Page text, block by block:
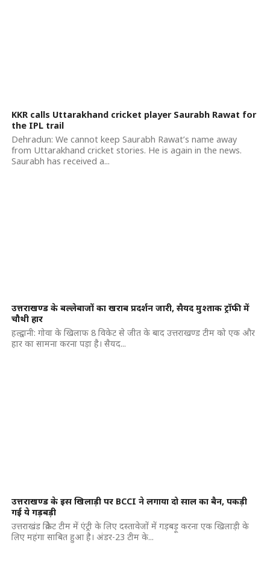
KKR calls Uttarakhand cricket player Saurabh Rawat for
the IPL trail
Dehradun: We cannot keep Saurabh Rawat’s name away
from Uttarakhand cricket stories. He is again in the news.
Saurabh has received a...
उत्तराखण्ड के बल्लेबाजों का खराब प्रदर्शन जारी, सैयद मुश्ताक ट्रॉफी में
चौथी हार
हल्द्वानी: गोवा के खिलाफ 8 विकेट से जीत के बाद उत्तराखण्ड टीम को एक और
हार का सामना करना पड़ा है। सैयद...
उत्तराखण्ड के इस खिलाड़ी पर BCCI ने लगाया दो साल का बैन, पकड़ी
गई ये गड़बड़ी
उत्तराखंड क्रिकेट टीम में एंट्री के लिए दस्तावेजों में गड़बड़ू करना एक खिलाड़ी के
लिए महंगा साबित हुआ है। अंडर-23 टीम के...